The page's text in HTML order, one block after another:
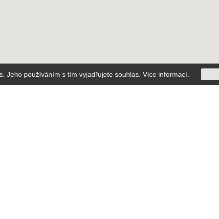
Jeho používáním s tím vyjadřujete souhlas. Více informací